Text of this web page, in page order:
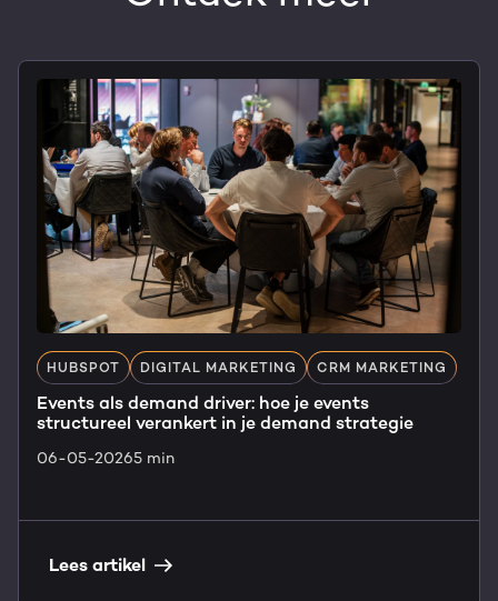
HUBSPOT DIGITAL MARKETING CRM MARKETING
Events als demand driver: hoe je events
structureel verankert in je demand strategie
06-05-20265 min
Lees artikel